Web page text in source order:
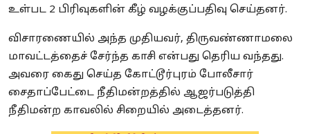
உள்பட 2 பிரிவுகளின் கீழ் வழக்குப்பதிவு செய்தனர்.
விசாரணையில் அந்த முதியவர், திருவண்ணாமலை
மாவட்டத்தைச் சேர்ந்த காசி என்பது தெரிய வந்தது.
அவரை கைது செய்த கோட்டூர்புரம் போலீசார்
சைதாப்பேட்டை நீதிமன்றத்தில் ஆஜர்படுத்தி
நீதிமன்ற காவலில் சிறையில் அடைத்தனர்.